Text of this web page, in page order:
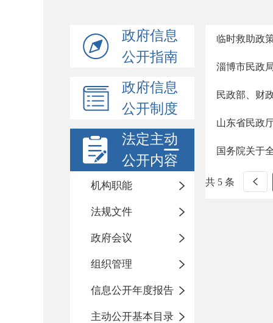
政府信息
公开指南
政府信息
公开制度
法定主动
公开内容
机构职能
法规文件
政府会议
组织管理
信息公开年度报告
主动公开基本目录
临时救助政
淄博市民政
民政部、财
山东省民政
国务院关于
共 5 条